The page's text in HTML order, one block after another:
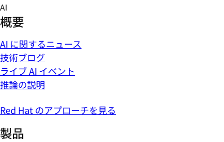
Skip
to
content
AI
概要
AI に関するニュース
技術ブログ
ライブ AI イベント
推論の説明
Red Hat のアプローチを見る
製品